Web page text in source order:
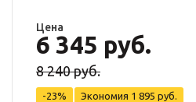
Цена
6 345 руб.
8 240 руб.
-23% Экономия 1 895 руб.